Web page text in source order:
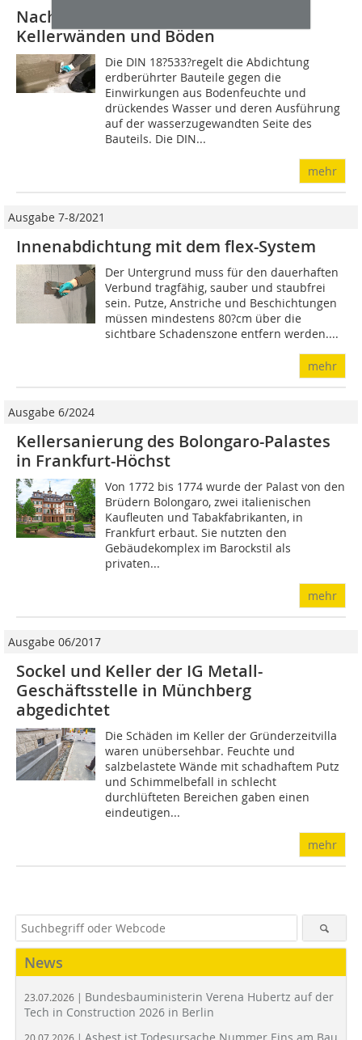
Nachträgliche Innenabdichtung von
Kellerwänden und Böden
Die DIN 18?533?regelt die Abdichtung
erdberührter Bauteile gegen die
Einwirkungen aus Bodenfeuchte und
drückendes Wasser und deren Ausführung
auf der wasserzugewandten Seite des
Bauteils. Die DIN...
mehr
Ausgabe 7-8/2021
Innenabdichtung mit dem flex-System
Der Untergrund muss für den dauerhaften
Verbund tragfähig, sauber und staubfrei
sein. Putze, Anstriche und Beschichtungen
müssen mindestens 80?cm über die
sichtbare Schadenszone entfern werden....
mehr
Ausgabe 6/2024
Kellersanierung des Bolongaro-Palastes
in Frankfurt-Höchst
Von 1772 bis 1774 wurde der Palast von den
Brüdern Bolongaro, zwei italienischen
Kaufleuten und Tabakfabrikanten, in
Frankfurt erbaut. Sie nutzten den
Gebäudekomplex im Barockstil als
privaten...
mehr
Ausgabe 06/2017
Sockel und Keller der IG Metall-
Geschäftsstelle in Münchberg
abgedichtet
Die Schäden im Keller der Gründerzeitvilla
waren unübersehbar. Feuchte und
salzbelastete Wände mit schadhaftem Putz
und Schimmelbefall in schlecht
durchlüfteten Bereichen gaben einen
eindeutigen...
mehr
News
23.07.2026 | Bundesbauministerin Verena Hubertz auf der
Tech in Construction 2026 in Berlin